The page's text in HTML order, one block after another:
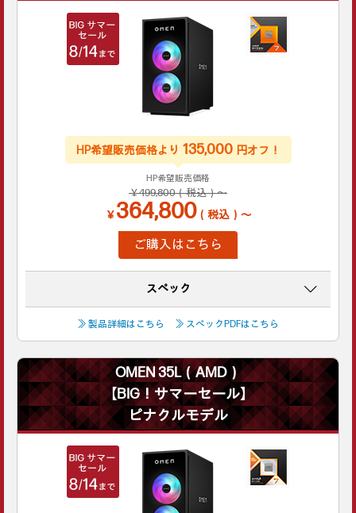
HP希望販売価格より 135,000 円オフ！
HP希望販売価格
￥499,800（税込）～
￥364,800（税込）～
ご購入はこちら
スペック
≫ 製品詳細はこちら ≫ スペックPDFはこちら
OMEN 35L（AMD）
【BIG！サマーセール】
ピナクルモデル